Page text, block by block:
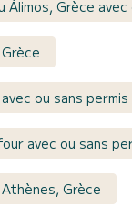
Álimos, Grèce avec
ou sans permis
avec ou sans
Grèce